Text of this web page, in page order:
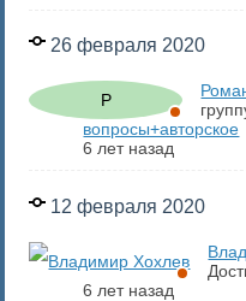
26 февраля 2020
вопросы+авторское
6 лет назад
12 февраля 2020
6 лет назад